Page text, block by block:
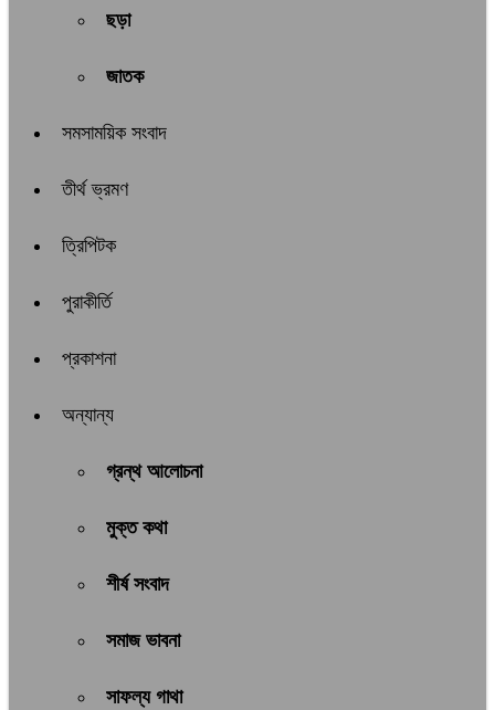
ছড়া
জাতক
সমসাময়িক সংবাদ
তীর্থ ভ্রমণ
ত্রিপিটক
পুরাকীর্তি
প্রকাশনা
অন্যান্য
গ্রন্থ আলোচনা
মুক্ত কথা
শীর্ষ সংবাদ
সমাজ ভাবনা
সাফল্য গাথা